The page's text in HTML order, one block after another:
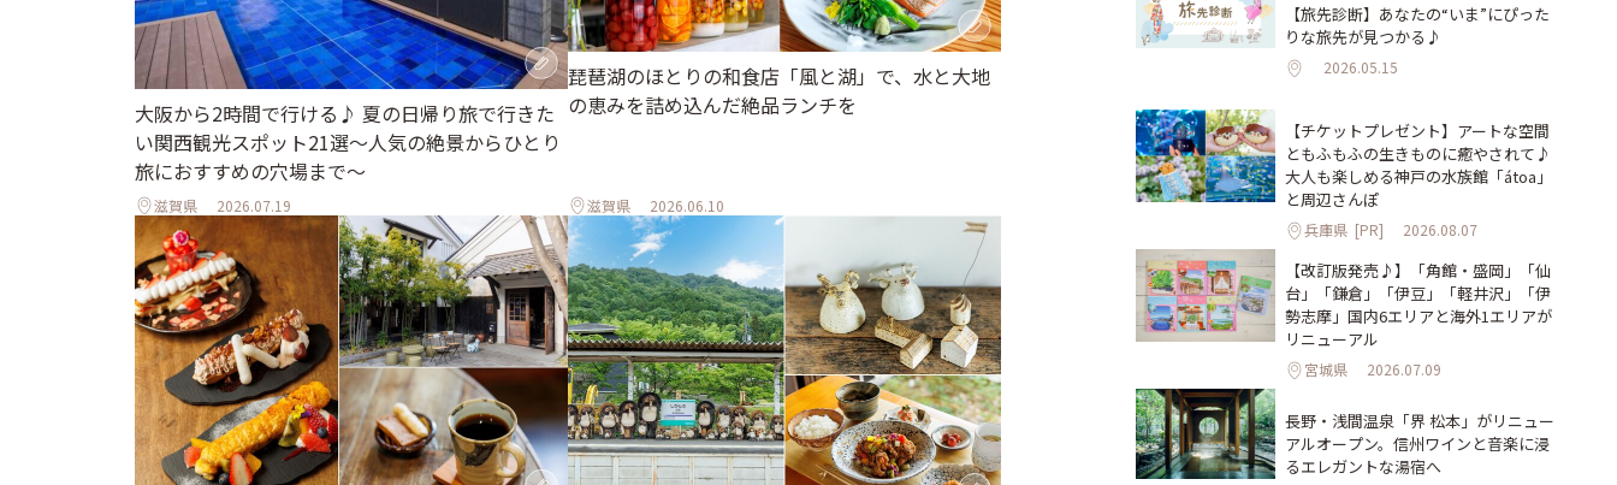
大阪から2時間で行ける♪ 夏の日帰り旅で行きた
い関西観光スポット21選～人気の絶景からひとり
旅におすすめの穴場まで～
滋賀県 2026.07.19
琵琶湖のほとりの和食店「風と湖」で、水と大地
の恵みを詰め込んだ絶品ランチを
滋賀県 2026.06.10
【旅先診断】あなたの“いま”にぴった
りな旅先が見つかる♪
2026.05.15
【チケットプレゼント】アートな空間
ともふもふの生きものに癒やされて♪
大人も楽しめる神戸の水族館「átoa」
と周辺さんぽ
兵庫県 [PR] 2026.08.07
【改訂版発売♪】「角館・盛岡」「仙
台」「鎌倉」「伊豆」「軽井沢」「伊
勢志摩」国内6エリアと海外1エリアが
リニューアル
宮城県 2026.07.09
長野・浅間温泉「界 松本」がリニュー
アルオープン。信州ワインと音楽に浸
るエレガントな湯宿へ